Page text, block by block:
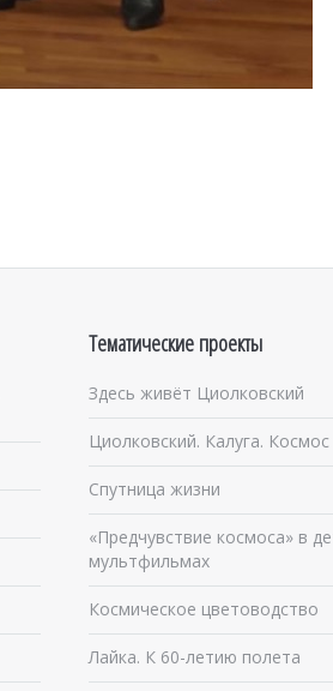
Тематические проекты
Здесь живёт Циолковский
Циолковский. Калуга. Космос
Спутница жизни
«Предчувствие космоса» в
мультфильмах
Космическое цветоводство
Лайка. К 60-летию полета